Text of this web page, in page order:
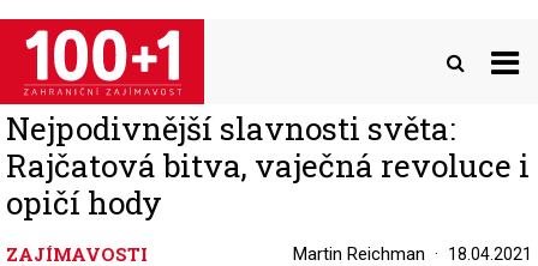
Přejít
hlavnímu
obsahu
Nejpodivnější slavnosti světa:
Rajčatová bitva, vaječná revoluce i
opičí hody
ZAJÍMAVOSTI Martin Reichman 18.04.2021